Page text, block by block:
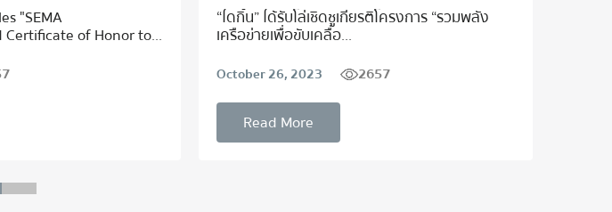
"SEMA
Certificate of Honor to...
“ไดกิ้น” ได้รับโล่เชิดชูเกียรติโครงการ “รวมพลัง
เครือข่ายเพื่อขับเคลื่อ...
October 26, 2023 2657
Read More